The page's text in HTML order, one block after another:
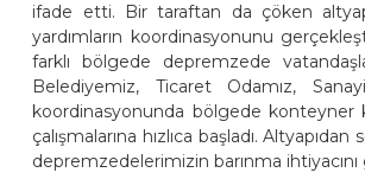
ifade etti. Bir taraftan da çöken
yardımların koordinasyonunu
farklı bölgede depremzede
Belediyemiz, Ticaret Odamız,
koordinasyonunda bölgede konteyner
çalışmalarına hızlıca başladı.
depremzedelerimizin barınma